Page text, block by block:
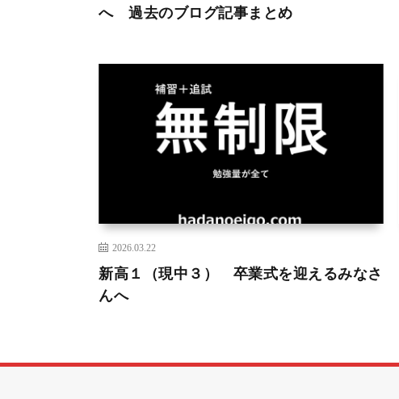
へ 過去のブログ記事まとめ
2026.03.22
新高１（現中３） 卒業式を迎えるみなさ
んへ